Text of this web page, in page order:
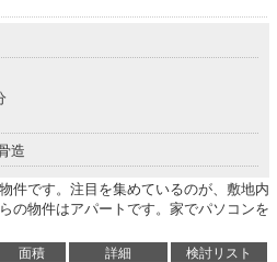
造
件です。注目を集めているのが、敷地内
の物件はアパートです。家でパソコンを
面積 詳細
検討リスト